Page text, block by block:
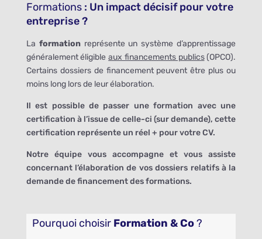
Formations : Un impact décisif pour votre
entreprise ?
La formation représente un système d’apprentissage
généralement éligibleaux financements publics(OPCO).
Certains dossiers de financement peuvent être plus ou
moins long lors de leur élaboration.
Il est possible de passer une formation avec une
certification à l’issue de celle-ci (sur demande), cette
certification représente un réel + pour votre CV.
Notre équipe vous accompagne et vous assiste
concernant l’élaboration de vos dossiers relatifs à la
demande de financement des formations.
Pourquoi choisirFormation & Co?